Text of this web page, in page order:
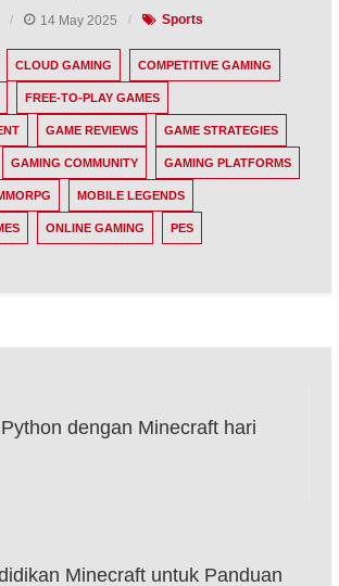
14 May 2025 Sports
CLOUD GAMING COMPETITIVE GAMING
FREE-TO-PLAY GAMES
GAME REVIEWS GAME STRATEGIES
GAMING COMMUNITY GAMING PLATFORMS
MOBILE LEGENDS
ONLINE GAMING PES
dengan Minecraft hari
Minecraft untuk Panduan